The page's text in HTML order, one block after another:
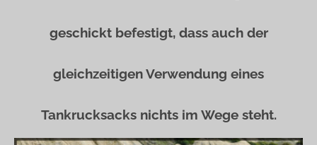
geschickt befestigt, dass auch der
gleichzeitigen Verwendung eines
Tankrucksacks nichts im Wege steht.